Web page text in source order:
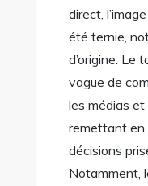
direct,
été ternie,
d’origine. Le
vague de
les médias et
remettant en
décisions
Notamment,